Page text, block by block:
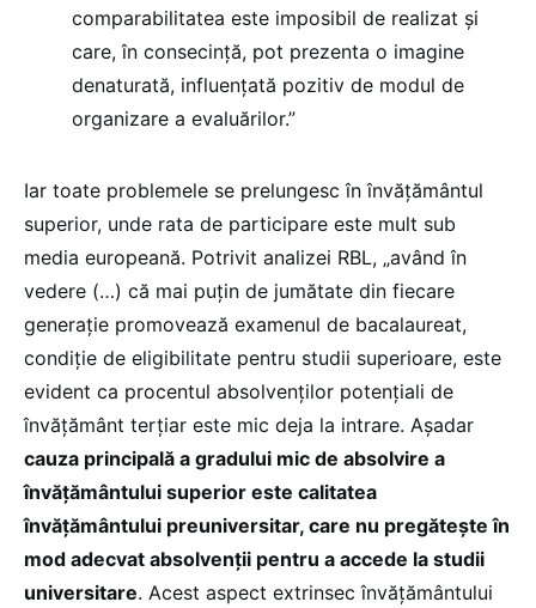
comparabilitatea este imposibil de realizat și
care, în consecință, pot prezenta o imagine
denaturată, influențată pozitiv de modul de
organizare a evaluărilor.”
Iar toate problemele se prelungesc în învățământul
superior, unde rata de participare este mult sub
media europeană. Potrivit analizei RBL, „având în
vedere (…) că mai puțin de jumătate din fiecare
generație promovează examenul de bacalaureat,
condiție de eligibilitate pentru studii superioare, este
evident ca procentul absolvenților potențiali de
învățământ terțiar este mic deja la intrare. Așadar
cauza principală a gradului mic de absolvire a
învățământului superior este calitatea
învățământului preuniversitar, care nu pregătește în
mod adecvat absolvenții pentru a accede la studii
universitare. Acest aspect extrinsec învățământului